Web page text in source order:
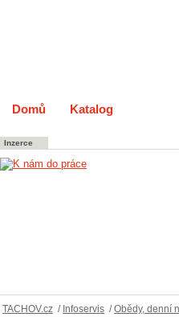
Domů Katalog
Inzerce
TACHOV.cz / Infoservis / Obědy, denní